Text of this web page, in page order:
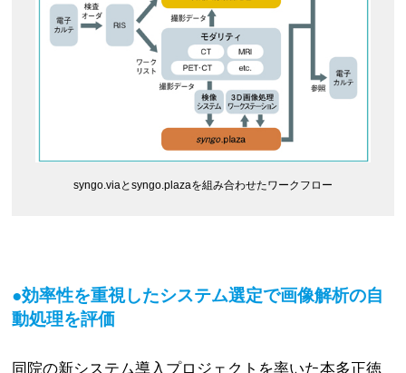
syngo.viaとsyngo.plazaを組み合わせたワークフロー
●効率性を重視したシステム選定で画像解析の自
動処理を評価
同院の新システム導入プロジェクトを率いた本多正徳